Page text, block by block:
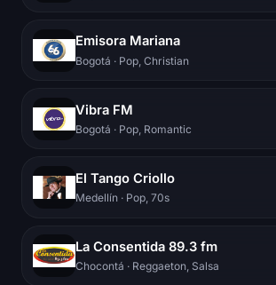
Emisora Mariana
Bogotá · Pop, Christian
Vibra FM
Bogotá · Pop, Romantic
El Tango Criollo
Medellín · Pop, 70s
La Consentida 89.3 fm
Chocontá · Reggaeton, Salsa